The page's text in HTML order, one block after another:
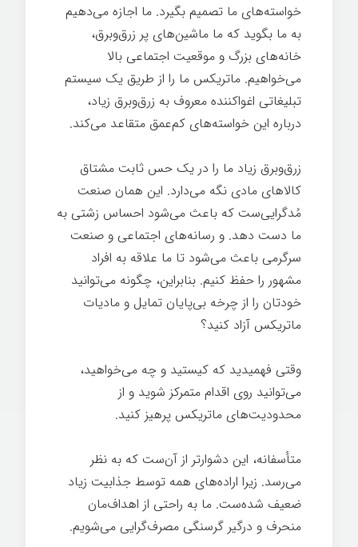
خواسته‌های ما تصمیم بگیرد. ما اجازه می‌دهیم
به ما بگوید که ما ماشین‌های پر زرق‌وبرق،
خانه‌های بزرگ و موقعیت اجتماعی بالا
می‌خواهیم. ماتریکس ما را از طریق یک سیستم
تبلیغاتی اغواکننده معروف به زرق‌وبرق زیاد،
درباره این خواسته‌های کم‌عمق متقاعد می‌کند.
زرق‌وبرق زیاد ما را در یک حس ثابت مشتاق
کالاهای مادی نگه می‌دارد. این همان صنعت
مُدگرایی‌ست که باعث می‌شود احساس زشتی به
ما دست دهد. و رسانه‌های اجتماعی و صنعت
سرگرمی باعث می‌شود تا ما علاقه به افراد
مشهور را حفظ کنیم. بنابراین، چگونه می‌توانید
خودتان را از چرخه بی‌پایان تمایل و مادیات
ماتریکس آزاد کنید؟
وقتی فهمیدید که کیستید و چه می‌خواهید،
می‌توانید روی اقدام متمرکز شوید و از
محدودیت‌های ماتریکس پرهیز کنید.
متأسفانه، این دشوارتر از آن‌ست که به نظر
می‌رسد. زیرا اراده‌های همه توسط جذابیت زیاد
ضعیف شده‌ست. ما به راحتی از اهداف‌مان
منحرف و درگیر گرسنگی مصرف‌گرایی می‌شویم.